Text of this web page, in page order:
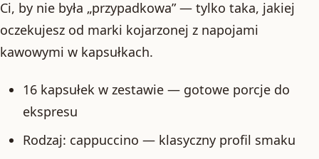
Ci, by nie była „przypadkowa” — tylko taka, jakiej
oczekujesz od marki kojarzonej z napojami
kawowymi w kapsułkach.
16 kapsułek w zestawie — gotowe porcje do
ekspresu
Rodzaj: cappuccino — klasyczny profil smaku